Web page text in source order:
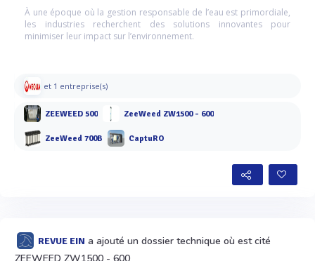
À une époque où la gestion responsable de l’eau est primordiale,
les industries recherchent des solutions innovantes pour
minimiser leur impact sur l’environnement.
et 1 entreprise(s)
ZEEWEED 500 ZeeWeed ZW1500 - 600
ZeeWeed 700B CaptuRO
REVUE EIN a ajouté un dossier technique où est cité
ZEEWEED ZW1500 - 600